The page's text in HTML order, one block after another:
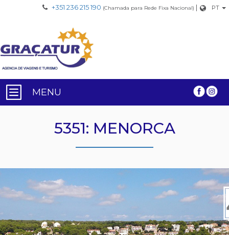
+351 236 215 190 (Chamada para Rede Fixa Nacional) | PT
MENU
5351: MENORCA